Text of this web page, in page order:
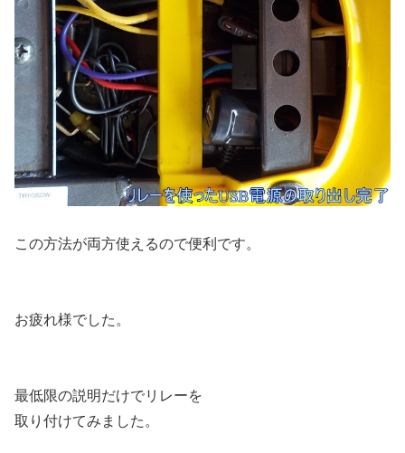
この方法が両方使えるので便利です。
お疲れ様でした。
最低限の説明だけでリレーを
取り付けてみました。